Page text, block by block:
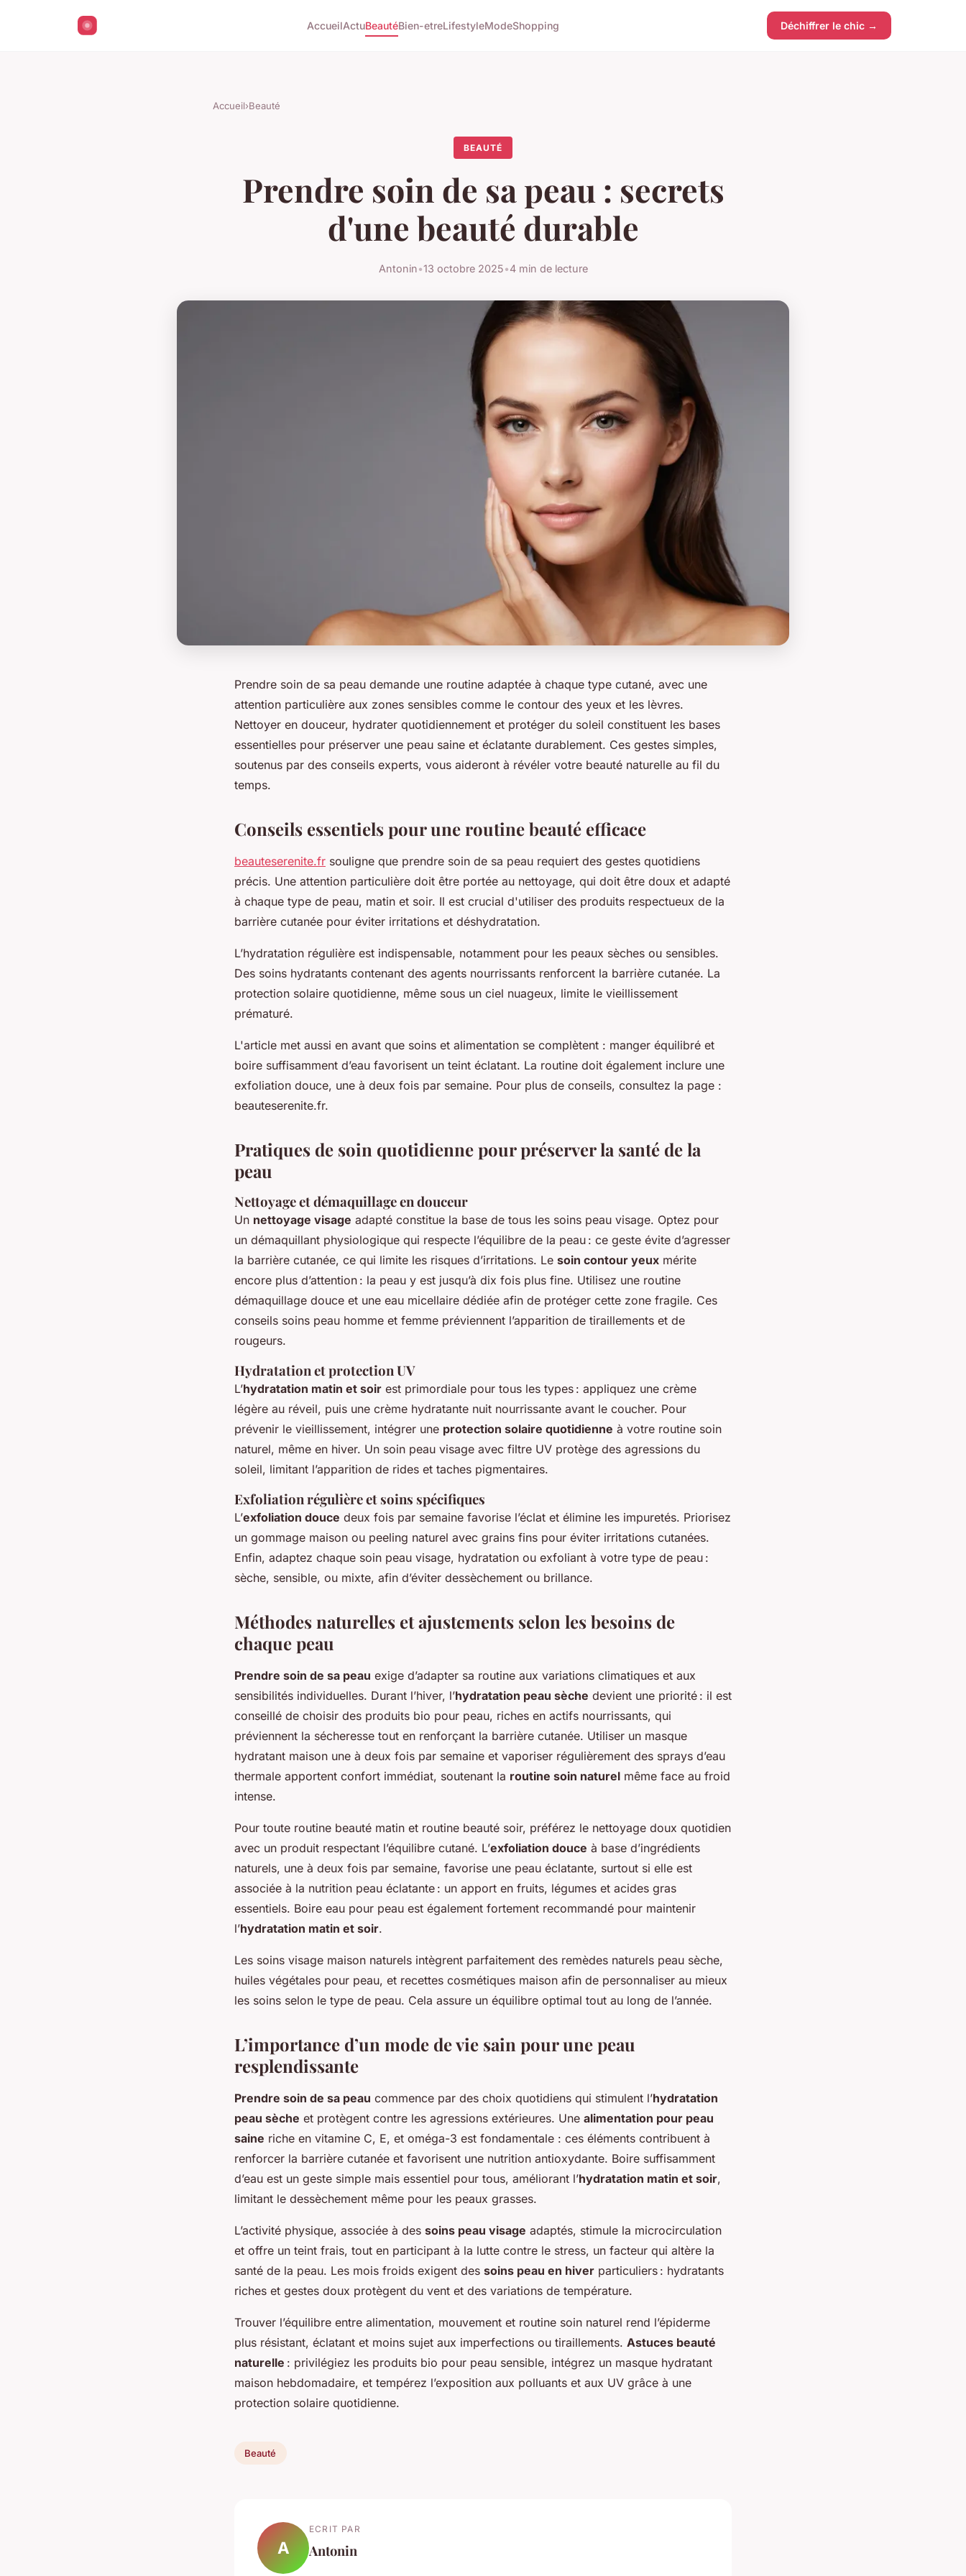
AccueilActuBeautéBien-etreLifestyleModeShopping Déchiffrer le chic →
Accueil›Beauté
BEAUTÉ
Prendre soin de sa peau : secrets
d'une beauté durable
Antonin•13 octobre 2025•4 min de lecture
Prendre soin de sa peau demande une routine adaptée à chaque type cutané, avec une
attention particulière aux zones sensibles comme le contour des yeux et les lèvres.
Nettoyer en douceur, hydrater quotidiennement et protéger du soleil constituent les bases
essentielles pour préserver une peau saine et éclatante durablement. Ces gestes simples,
soutenus par des conseils experts, vous aideront à révéler votre beauté naturelle au fil du
temps.
Conseils essentiels pour une routine beauté efficace
beauteserenite.fr souligne que prendre soin de sa peau requiert des gestes quotidiens
précis. Une attention particulière doit être portée au nettoyage, qui doit être doux et adapté
à chaque type de peau, matin et soir. Il est crucial d'utiliser des produits respectueux de la
barrière cutanée pour éviter irritations et déshydratation.
L’hydratation régulière est indispensable, notamment pour les peaux sèches ou sensibles.
Des soins hydratants contenant des agents nourrissants renforcent la barrière cutanée. La
protection solaire quotidienne, même sous un ciel nuageux, limite le vieillissement
prématuré.
L'article met aussi en avant que soins et alimentation se complètent : manger équilibré et
boire suffisamment d’eau favorisent un teint éclatant. La routine doit également inclure une
exfoliation douce, une à deux fois par semaine. Pour plus de conseils, consultez la page :
beauteserenite.fr.
Pratiques de soin quotidienne pour préserver la santé de la
peau
Nettoyage et démaquillage en douceur
Un nettoyage visage adapté constitue la base de tous les soins peau visage. Optez pour
un démaquillant physiologique qui respecte l’équilibre de la peau : ce geste évite d’agresser
la barrière cutanée, ce qui limite les risques d’irritations. Le soin contour yeux mérite
encore plus d’attention : la peau y est jusqu’à dix fois plus fine. Utilisez une routine
démaquillage douce et une eau micellaire dédiée afin de protéger cette zone fragile. Ces
conseils soins peau homme et femme préviennent l’apparition de tiraillements et de
rougeurs.
Hydratation et protection UV
L’hydratation matin et soir est primordiale pour tous les types : appliquez une crème
légère au réveil, puis une crème hydratante nuit nourrissante avant le coucher. Pour
prévenir le vieillissement, intégrer une protection solaire quotidienne à votre routine soin
naturel, même en hiver. Un soin peau visage avec filtre UV protège des agressions du
soleil, limitant l’apparition de rides et taches pigmentaires.
Exfoliation régulière et soins spécifiques
L’exfoliation douce deux fois par semaine favorise l’éclat et élimine les impuretés. Priorisez
un gommage maison ou peeling naturel avec grains fins pour éviter irritations cutanées.
Enfin, adaptez chaque soin peau visage, hydratation ou exfoliant à votre type de peau :
sèche, sensible, ou mixte, afin d’éviter dessèchement ou brillance.
Méthodes naturelles et ajustements selon les besoins de
chaque peau
Prendre soin de sa peau exige d’adapter sa routine aux variations climatiques et aux
sensibilités individuelles. Durant l’hiver, l’hydratation peau sèche devient une priorité : il est
conseillé de choisir des produits bio pour peau, riches en actifs nourrissants, qui
préviennent la sécheresse tout en renforçant la barrière cutanée. Utiliser un masque
hydratant maison une à deux fois par semaine et vaporiser régulièrement des sprays d’eau
thermale apportent confort immédiat, soutenant la routine soin naturel même face au froid
intense.
Pour toute routine beauté matin et routine beauté soir, préférez le nettoyage doux quotidien
avec un produit respectant l’équilibre cutané. L’exfoliation douce à base d’ingrédients
naturels, une à deux fois par semaine, favorise une peau éclatante, surtout si elle est
associée à la nutrition peau éclatante : un apport en fruits, légumes et acides gras
essentiels. Boire eau pour peau est également fortement recommandé pour maintenir
l’hydratation matin et soir.
Les soins visage maison naturels intègrent parfaitement des remèdes naturels peau sèche,
huiles végétales pour peau, et recettes cosmétiques maison afin de personnaliser au mieux
les soins selon le type de peau. Cela assure un équilibre optimal tout au long de l’année.
L’importance d’un mode de vie sain pour une peau
resplendissante
Prendre soin de sa peau commence par des choix quotidiens qui stimulent l’hydratation
peau sèche et protègent contre les agressions extérieures. Une alimentation pour peau
saine riche en vitamine C, E, et oméga-3 est fondamentale : ces éléments contribuent à
renforcer la barrière cutanée et favorisent une nutrition antioxydante. Boire suffisamment
d’eau est un geste simple mais essentiel pour tous, améliorant l’hydratation matin et soir,
limitant le dessèchement même pour les peaux grasses.
L’activité physique, associée à des soins peau visage adaptés, stimule la microcirculation
et offre un teint frais, tout en participant à la lutte contre le stress, un facteur qui altère la
santé de la peau. Les mois froids exigent des soins peau en hiver particuliers : hydratants
riches et gestes doux protègent du vent et des variations de température.
Trouver l’équilibre entre alimentation, mouvement et routine soin naturel rend l’épiderme
plus résistant, éclatant et moins sujet aux imperfections ou tiraillements. Astuces beauté
naturelle : privilégiez les produits bio pour peau sensible, intégrez un masque hydratant
maison hebdomadaire, et tempérez l’exposition aux polluants et aux UV grâce à une
protection solaire quotidienne.
Beauté
A
ECRIT PAR
Antonin